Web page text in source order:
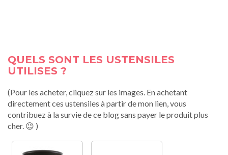
QUELS SONT LES USTENSILES
UTILISES ?
(Pour les acheter, cliquez sur les images. En achetant
directement ces ustensiles à partir de mon lien, vous
contribuez à la survie de ce blog sans payer le produit plus
cher. 😉 )